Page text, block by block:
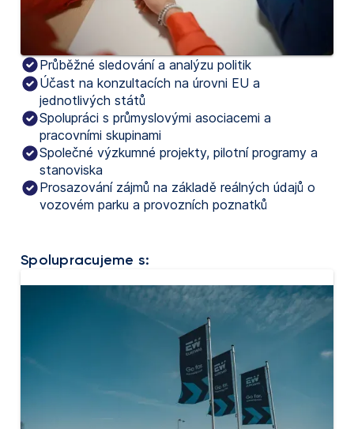
Průběžné sledování a analýzu politik
Účast na konzultacích na úrovni EU a
jednotlivých států
Spolupráci s průmyslovými asociacemi a
pracovními skupinami
Společné výzkumné projekty, pilotní programy a
stanoviska
Prosazování zájmů na základě reálných údajů o
vozovém parku a provozních poznatků
Spolupracujeme s: